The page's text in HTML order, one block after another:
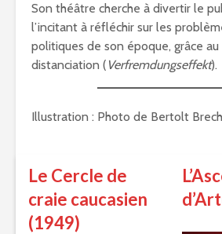
Son théâtre cherche à divertir le
l’incitant à réfléchir sur les
politiques de son époque, grâce
distanciation ( Verfremdungseffekt).
Illustration : Photo de Bertolt
Le Cercle de
craie caucasien
(1949)